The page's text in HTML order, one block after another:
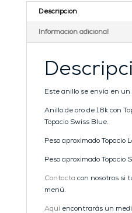
Descripción
Información adicional
Este anillo se envía en
Anillo de oro de 18k con
Topacio Swiss Blue.
Peso aproximado Topacio
Peso aproximado Topacio
Contacta con nosotros si
menú.
Aquí encontrarás un